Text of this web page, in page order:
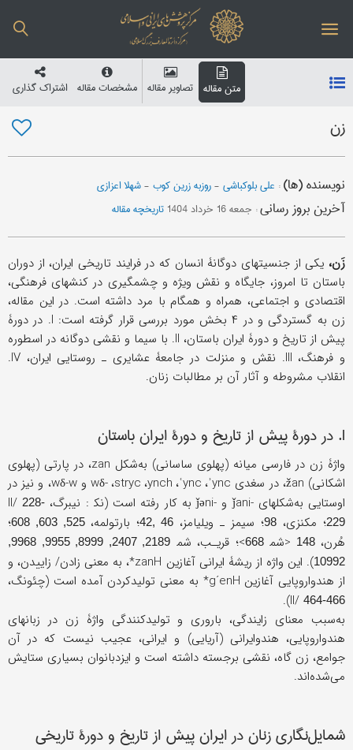
متن مقاله تصاویر مقاله مشخصات مقاله اشتراک گذاری
زن
نویسنده (ها): علی بلوکباشی -روزبه زرین کوب -شهلا اعزازی
آخرین بروز رسانی: جمعه 16 خرداد 1404 تاریخچه مقاله
زَن، یکی از جنسیتهای دوگانۀ انسان که در فرایند تاریخی ایران، از دوران
باستان تا امروز، جایگاه و نقش ویژه و چشمگیری در کنشهای فرهنگی،
اقتصادی و اجتماعی، همراه و همگام با مرد داشته است. در این مقاله،
زن به گستردگی و در ۴ بخش مورد بررسی قرار گرفته است: I. در دورۀ
پیش از تاریخ و دورۀ ایران باستان، II. با سیما و نقشی دوگانه در اسطوره
و فرهنگ، III. نقش و منزلت در جامعۀ عشایری ـ روستایی ایران، IV.
انقلاب مشروطه و آثار آن بر مطالبات زنان.
I. در دورۀ پیش از تاریخ و دورۀ ایران باستان
واژۀ زن در فارسی میانه (پهلوی ساسانی) به‌شکل zan، در پارتی (پهلوی
اشکانی) žan، در سغدی ʾync،
ʿync، ynch، stryc،
-wδ و wδ-w، و نیز در
اوستایی به‌شکلهای -ǰani و -ǰəni به کار رفته است (نک‍ : نیبرگ، II/
228-
229؛ مکنزی، 98؛ سیمز ـ ویلیامز، 46 ,42 ؛ بارتولمه،
؛
هُرن،148 <شم‍668>؛ قریـب، شم‍
2189, 2407, 8999, 9955, 9968,
10992
). این واژه از ریشۀ ایرانی آغازین zanH*، به معنی زادن/ زاییدن، و
از هندواروپایی آغازین g´enH* به معنی تولیدکردن آمده است (چئونگ،
II/ 464-466
).
به‌سبب معنای زایندگی، باروری و تولیدکنندگی واژۀ زن در زبانهای
هندواروپایی، هندوایرانی (آریایی) و ایرانی، عجیب نیست که در آن
جوامع، زن گاه، نقشی برجسته داشته است و ایزدبانوان بسیاری ستایش
می‌شده‌اند.
شمایل‌نگاری زنان در ایران پیش از تاریخ و دورۀ تاریخی